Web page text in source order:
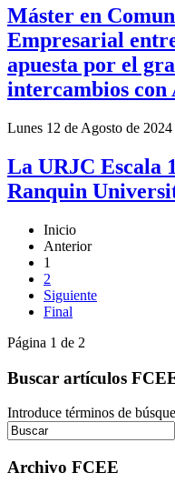
Máster en
Empresarial
apuesta por el
intercambios con
Lunes 12 de Agosto de
La URJC Escala
Ranquin
Inicio
Anterior
1
2
Siguiente
Final
Página 1 de 2
Buscar artículos
Introduce términos de
Archivo FCEE